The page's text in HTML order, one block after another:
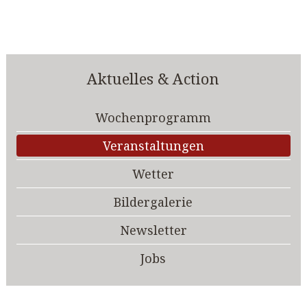
Aktuelles & Action
Wochenprogramm
Veranstaltungen
Wetter
Bildergalerie
Newsletter
Jobs